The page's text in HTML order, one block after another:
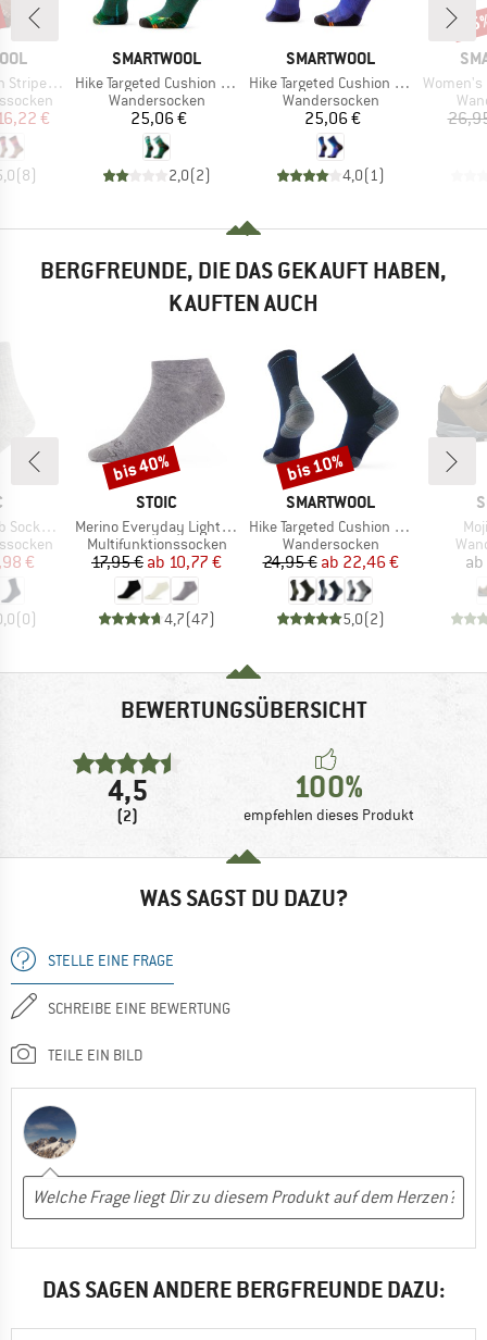
Crew
Preis
€
(8)
MARKE
SMARTWOOL
Artikel
Hike Targeted Cushion Trail Trekker Crew
Produktgruppe
Wandersocken
Preis
25,06 €
2,0(2)
MARKE
SMARTWOOL
Artikel
Hike Targeted Cushion Mountain Myth Crew
Produktgruppe
Wandersocken
Preis
25,06 €
4,0( 1)
Artikel
Women's Hike
BERGFREUNDE, DIE DAS GEKAUFT HABEN,
KAUFTEN AUCH
Classic
Preis
€
(0)
MARKE
STOIC
Artikel
Merino Everyday Light No Show Socks
Produktgruppe
Multifunktionssocken
Preis
17,95 € reduzierter Preis
ab 10,77 €
4,7(47)
Rabatt
bis 40%
MARKE
SMARTWOOL
Artikel
Hike Targeted Cushion Mid Crew Socks
Produktgruppe
Wandersocken
Preis
24,95 € reduzierter Preis
ab 22,46 €
5,0(2)
Rabatt
bis 10%
ab
BEWERTUNGSÜBERSICHT
4,5
(2)
100%
empfehlen dieses Produkt
WAS SAGST DU DAZU?
STELLE EINE FRAGE
SCHREIBE EINE BEWERTUNG
TEILE EIN BILD
DAS SAGEN ANDERE BERGFREUNDE DAZU: